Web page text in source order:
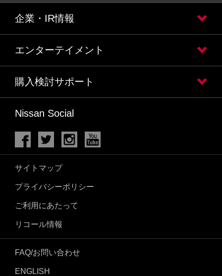
企業・IR情報
エンターテイメント
購入検討サポート
Nissan Social
サイトマップ
プライバシーポリシー
ご利用にあたって
リコール情報
FAQ/お問い合わせ
ENGLISH